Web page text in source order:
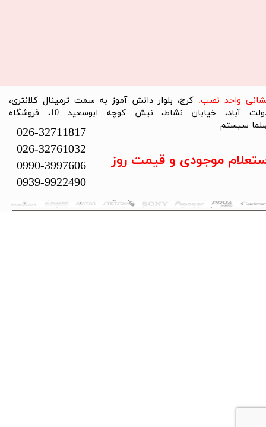
تمام حقوق این سایت متعلق به فروشگاه سلما سیستم می‌باشد.
واحد نصب: کرج، بلوار دانش آموز به سمت ترمینال کلانتری،
دولت آباد، خیابان نشاط، نبش کوچه ابوسعید 10، فروشگاه
سیستم​​​​​​​
026-32711817
026-32761032
0990-3997606
0939-9922490
موجودی و قیمت روز